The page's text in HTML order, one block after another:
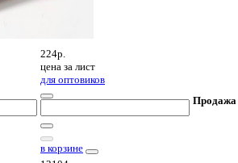
224р.
цена за лист
для оптовиков
в корзине
Продажа